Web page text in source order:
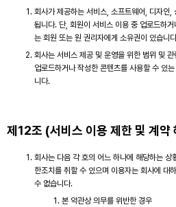
회사가 제공하는 서비스, 소프트웨어, 디자인
됩니다. 단, 회원이 서비스 이용 중 업로드하
는 회원 또는 원 권리자에게 소유권이 있습니
회사는 서비스 제공 및 운영을 위한 범위 및
업로드하거나 작성한 콘텐츠를 사용할 수 있
니다.
제12조 (서비스 이용 제한 및 계약
회사는 다음 각 호의 어느 하나에 해당하는 상
한조치를 취할 수 있으며 이용자는 회사에 대
수 없습니다.
본 약관상 의무를 위반한 경우